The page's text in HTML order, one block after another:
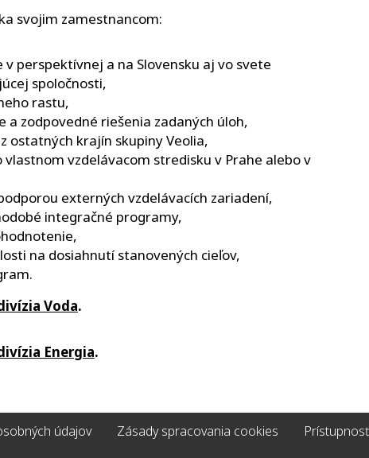
svojim zamestnancom:
perspektívnej a na Slovensku aj vo svete
spoločnosti,
rastu,
a zodpovedné riešenia zadaných úloh,
ostatných krajín skupiny Veolia,
vzdelávacom stredisku v Prahe alebo v
externých vzdelávacích zariadení,
integračné programy,
na dosiahnutí stanovených cieľov,
Voda.
Energia.
údajov Zásady spracovania cookies